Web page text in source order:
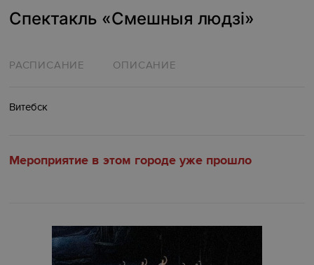
Спектакль «Смешныя людзі»
РАСПИСАНИЕ ОПИСАНИЕ
Витебск
Мероприятие в этом городе уже прошло